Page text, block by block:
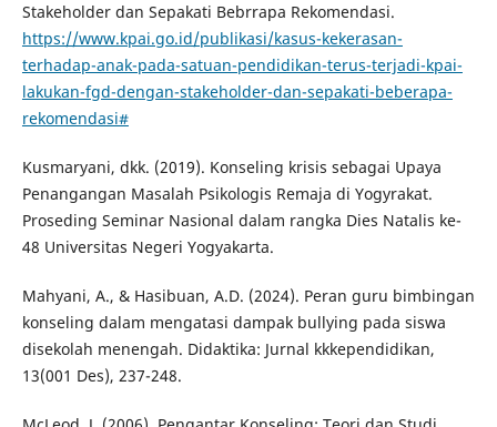
Stakeholder dan Sepakati Bebrrapa Rekomendasi.
https://www.kpai.go.id/publikasi/kasus-kekerasan-
terhadap-anak-pada-satuan-pendidikan-terus-terjadi-kpai-
lakukan-fgd-dengan-stakeholder-dan-sepakati-beberapa-
rekomendasi#
Kusmaryani, dkk. (2019). Konseling krisis sebagai Upaya
Penangangan Masalah Psikologis Remaja di Yogyrakat.
Proseding Seminar Nasional dalam rangka Dies Natalis ke-
48 Universitas Negeri Yogyakarta.
Mahyani, A., & Hasibuan, A.D. (2024). Peran guru bimbingan
konseling dalam mengatasi dampak bullying pada siswa
disekolah menengah. Didaktika: Jurnal kkkependidikan,
13(001 Des), 237-248.